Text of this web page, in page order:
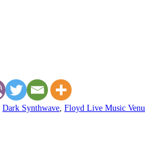
Dark Synthwave, Floyd Live Music